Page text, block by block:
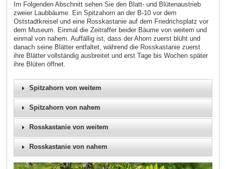
Im Folgenden Abschnitt sehen Sie den Blatt- und Blütenaustrieb
zweier Laubbäume. Ein Spitzahorn an der B-10 vor dem
Oststadtkreisel und eine Rosskastanie auf dem Friedrichsplatz vor
dem Museum. Einmal die Zeitraffer beider Bäume von weitem und
einmal von nahem. Auffällig ist, dass der Ahorn zuerst blüht und
danach seine Blätter entfaltet, während die Rosskastanie zuerst
ihre Blätter vollständig ausbreitet und erst Tage bis Wochen später
ihre Blüten öffnet.
Spitzahorn von weitem
Spitzahorn von nahem
Rosskastanie von weitem
Rosskastanie von nahem